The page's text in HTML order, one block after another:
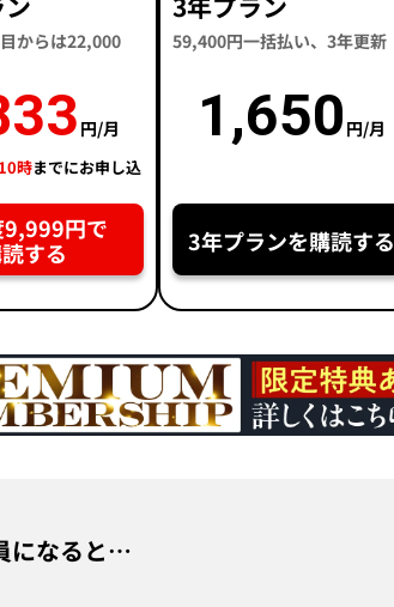
からは22,000
円/月
時までにお申し込
円で
する
59,400円一括払い、3年更新
1,650 円/月
3年プランを購読する
になると…